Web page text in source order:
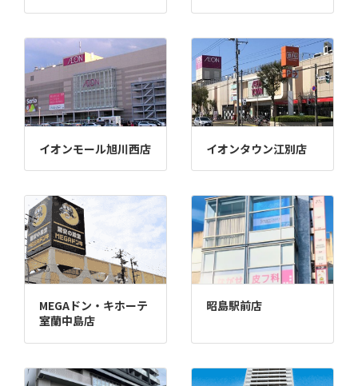
イオンモール旭川西店 イオンタウン江別店
MEGAドン・キホーテ
室蘭中島店
昭島駅前店